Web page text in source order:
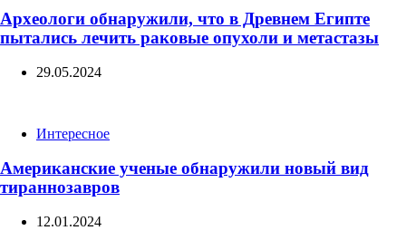
Археологи обнаружили, что в Древнем Египте
пытались лечить раковые опухоли и метастазы
29.05.2024
CategoriesИнтересное
Американские ученые обнаружили новый вид
тираннозавров
12.01.2024